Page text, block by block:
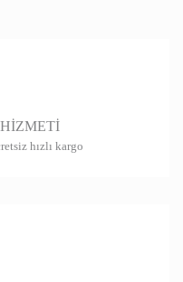
hızlı kargo